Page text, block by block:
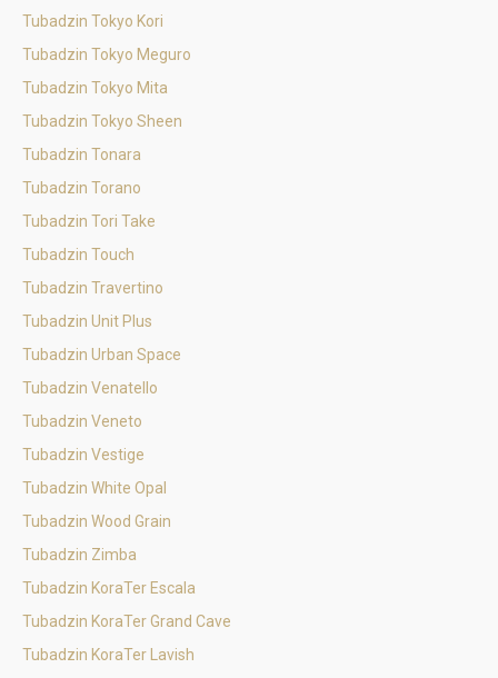
Tubadzin Tokyo Kori
Tubadzin Tokyo Meguro
Tubadzin Tokyo Mita
Tubadzin Tokyo Sheen
Tubadzin Tonara
Tubadzin Torano
Tubadzin Tori Take
Tubadzin Touch
Tubadzin Travertino
Tubadzin Unit Plus
Tubadzin Urban Space
Tubadzin Venatello
Tubadzin Veneto
Tubadzin Vestige
Tubadzin White Opal
Tubadzin Wood Grain
Tubadzin Zimba
Tubadzin KoraTer Escala
Tubadzin KoraTer Grand Cave
Tubadzin KoraTer Lavish